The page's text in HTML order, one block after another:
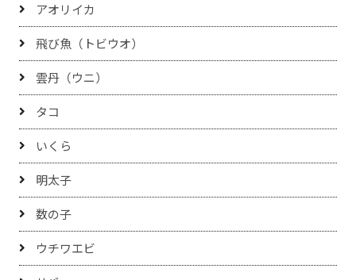
アオリイカ
飛び魚（トビウオ）
雲丹（ウニ）
タコ
いくら
明太子
数の子
ウチワエビ